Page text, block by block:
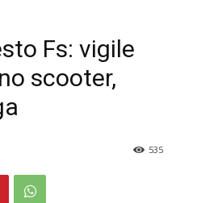
Fs: vigile
scooter,
535